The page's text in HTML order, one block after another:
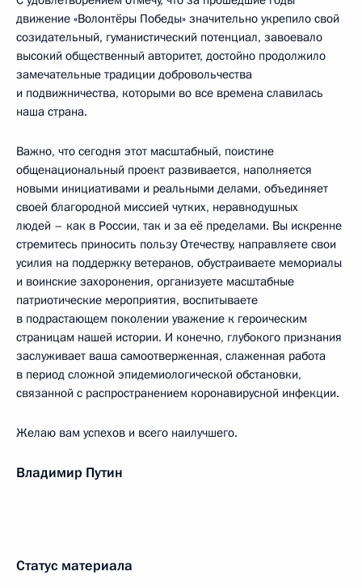
движение «Волонтёры Победы» значительно укрепило свой
созидательный, гуманистический потенциал, завоевало
высокий общественный авторитет, достойно продолжило
замечательные традиции добровольчества
и подвижничества, которыми во все времена славилась
наша страна.
Важно, что сегодня этот масштабный, поистине
общенациональный проект развивается, наполняется
новыми инициативами и реальными делами, объединяет
своей благородной миссией чутких, неравнодушных
людей – как в России, так и за её пределами. Вы искренне
стремитесь приносить пользу Отечеству, направляете свои
усилия на поддержку ветеранов, обустраиваете мемориалы
и воинские захоронения, организуете масштабные
патриотические мероприятия, воспитываете
в подрастающем поколении уважение к героическим
страницам нашей истории. И конечно, глубокого признания
заслуживает ваша самоотверженная, слаженная работа
в период сложной эпидемиологической обстановки,
связанной с распространением коронавирусной инфекции.
Желаю вам успехов и всего наилучшего.
Владимир Путин
Статус материала